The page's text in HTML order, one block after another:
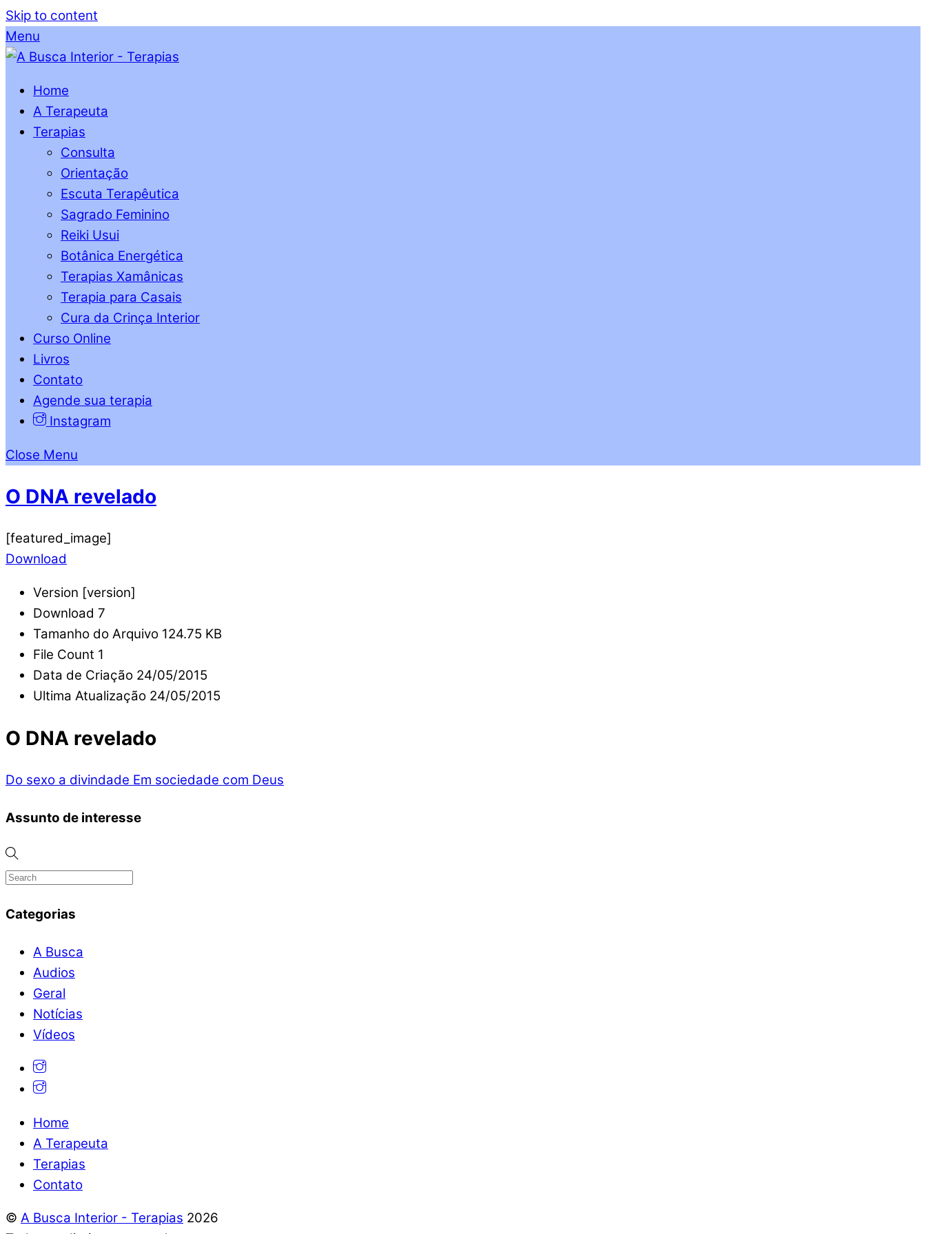
Skip to content
Menu
Home
A Terapeuta
Terapias
Consulta
Orientação
Escuta Terapêutica
Sagrado Feminino
Reiki Usui
Botânica Energética
Terapias Xamânicas
Terapia para Casais
Cura da Crinça Interior
Curso Online
Livros
Contato
Agende sua terapia
Instagram
Close Menu
O DNA revelado
[featured_image]
Download
Version [version]
Download 7
Tamanho do Arquivo 124.75 KB
File Count 1
Data de Criação 24/05/2015
Ultima Atualização 24/05/2015
O DNA revelado
Do sexo a divindade Em sociedade com Deus
Assunto de interesse
Categorias
A Busca
Audios
Geral
Notícias
Vídeos
Home
A Terapeuta
Terapias
Contato
© A Busca Interior - Terapias 2026